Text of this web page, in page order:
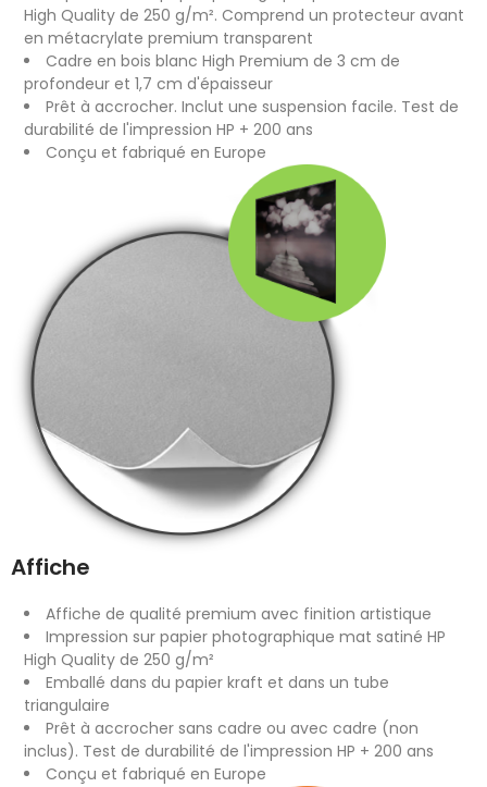
High Quality de 250 g/m². Comprend un protecteur avant
en métacrylate premium transparent
Cadre en bois blanc High Premium de 3 cm de
profondeur et 1,7 cm d'épaisseur
Prêt à accrocher. Inclut une suspension facile. Test de
durabilité de l'impression HP + 200 ans
Conçu et fabriqué en Europe
Affiche
Affiche de qualité premium avec finition artistique
Impression sur papier photographique mat satiné HP
High Quality de 250 g/m²
Emballé dans du papier kraft et dans un tube
triangulaire
Prêt à accrocher sans cadre ou avec cadre (non
inclus). Test de durabilité de l'impression HP + 200 ans
Conçu et fabriqué en Europe